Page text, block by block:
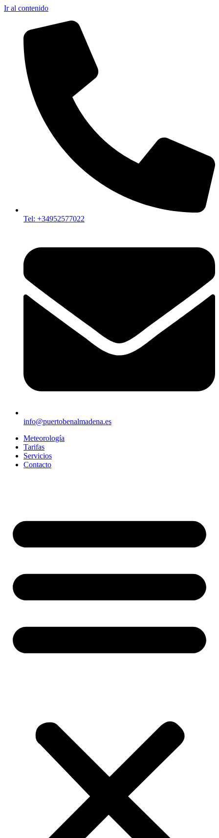
Ir al contenido
Tel: +34952577022
info@puertobenalmadena.es
Meteorología
Tarifas
Servicios
Contacto